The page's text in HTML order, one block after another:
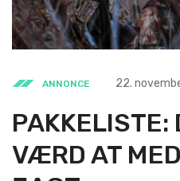
ANNONCE 22.
PAKKELISTE:
VÆRD AT